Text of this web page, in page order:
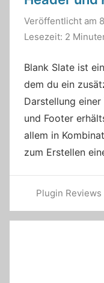
Veröffentlicht am
Lesezeit: 2
Blank Slate ist
dem du ein
Darstellung
und Footer
allem in
zum Erstellen
Plugin Reviews